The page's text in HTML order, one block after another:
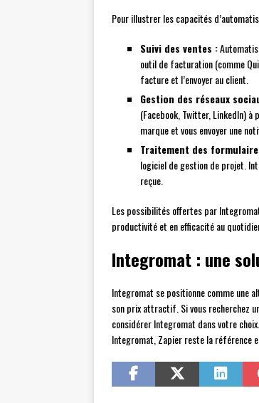
Pour illustrer les capacités
Suivi des ventes :
outil de facturation (comme
facture et l’envoyer au client.
Gestion des réseaux
(Facebook, Twitter, LinkedIn)
marque et vous envoyer une
Traitement des
logiciel de gestion de projet.
reçue.
Les possibilités offertes par
productivité et en efficacité au
Integromat : une
Integromat se positionne comme une
son prix attractif. Si vous recherchez
considérer Integromat dans votre
Integromat, Zapier reste la référence